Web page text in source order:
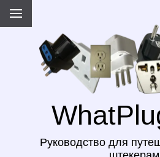
Руководство для